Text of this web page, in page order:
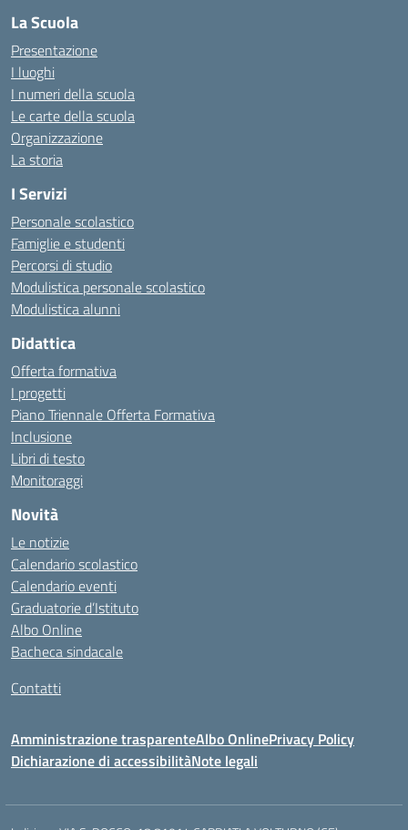
La Scuola
Presentazione
I luoghi
I numeri della scuola
Le carte della scuola
Organizzazione
La storia
I Servizi
Personale scolastico
Famiglie e studenti
Percorsi di studio
Modulistica personale scolastico
Modulistica alunni
Didattica
Offerta formativa
I progetti
Piano Triennale Offerta Formativa
Inclusione
Libri di testo
Monitoraggi
Novità
Le notizie
Calendario scolastico
Calendario eventi
Graduatorie d’Istituto
Albo Online
Bacheca sindacale
Contatti
Amministrazione trasparenteAlbo OnlinePrivacy Policy
Dichiarazione di accessibilitàNote legali